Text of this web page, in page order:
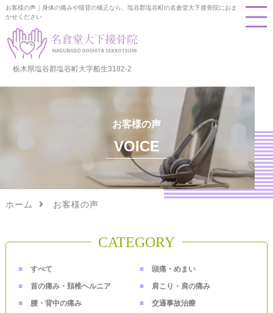
お客様の声｜身体の痛みや猫背の矯正なら、塩谷郡塩谷町の名倉堂大下接骨院におま
かせください
栃木県塩谷郡塩谷町大字船生3182-2
お客様の声
VOICE
ホーム お客様の声
CATEGORY
すべて
頭痛・めまい
首の痛み・頚椎ヘルニア
肩こり・肩の痛み
腰・背中の痛み
交通事故治療